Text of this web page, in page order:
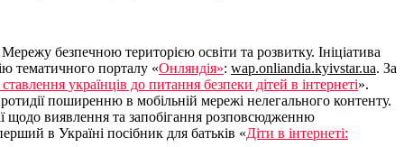
безпечною територією освіти та розвитку. Ініціатива
тематичного порталу «Онляндія»: wap.onliandia.kyivstar.ua. За
українців до питання безпеки дітей в інтернеті».
поширенню в мобільній мережі нелегального контенту.
щодо виявлення та запобігання розповсюдженню
в Україні посібник для батьків «Діти в інтернеті: